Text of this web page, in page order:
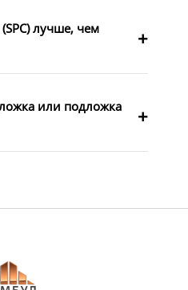
лучше, чем
или подложка